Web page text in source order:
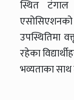
स्थित टंगाल
उपस्थितिमा
रहेका
भव्यताका साथ